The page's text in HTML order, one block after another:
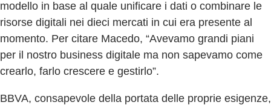
modello in base al quale unificare i dati o combinare le
risorse digitali nei dieci mercati in cui era presente al
momento. Per citare Macedo, “Avevamo grandi piani
per il nostro business digitale ma non sapevamo come
crearlo, farlo crescere e gestirlo”.
BBVA, consapevole della portata delle proprie esigenze,